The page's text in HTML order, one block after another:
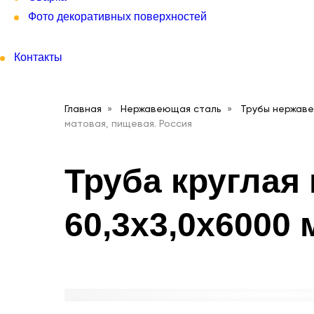
Фото декоративных поверхностей
Контакты
Главная Нержавеющая сталь
Трубы
матовая, пищевая. Россия
Труба